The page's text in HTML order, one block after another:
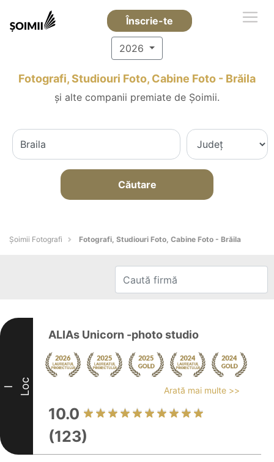
Înscrie-te
2026
Fotografi, Studiouri Foto, Cabine Foto - Brăila
și alte companii premiate de Șoimii.
Căutare
Șoimii Fotografi Fotografi, Studiouri Foto, Cabine Foto - Brăila
I Loc
ALIAs Unicorn -photo studio
Arată mai multe >>
10.0
(123)